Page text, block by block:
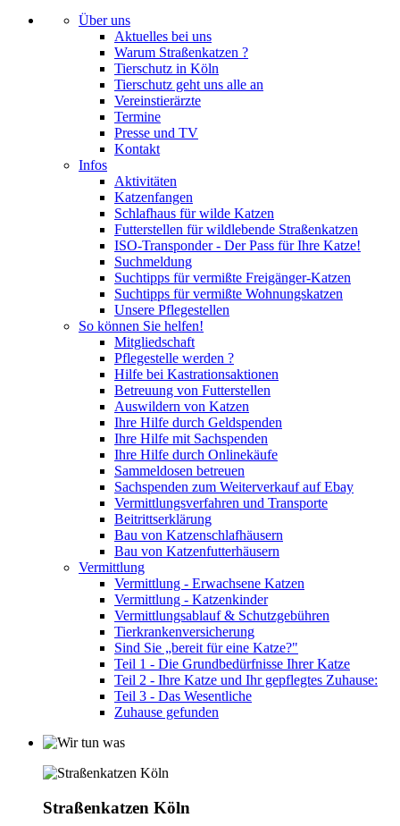
Über uns
Aktuelles bei uns
Warum Straßenkatzen ?
Tierschutz in Köln
Tierschutz geht uns alle an
Vereinstierärzte
Termine
Presse und TV
Kontakt
Infos
Aktivitäten
Katzenfangen
Schlafhaus für wilde Katzen
Futterstellen für wildlebende Straßenkatzen
ISO-Transponder - Der Pass für Ihre Katze!
Suchmeldung
Suchtipps für vermißte Freigänger-Katzen
Suchtipps für vermißte Wohnungskatzen
Unsere Pflegestellen
So können Sie helfen!
Mitgliedschaft
Pflegestelle werden ?
Hilfe bei Kastrationsaktionen
Betreuung von Futterstellen
Auswildern von Katzen
Ihre Hilfe durch Geldspenden
Ihre Hilfe mit Sachspenden
Ihre Hilfe durch Onlinekäufe
Sammeldosen betreuen
Sachspenden zum Weiterverkauf auf Ebay
Vermittlungsverfahren und Transporte
Beitrittserklärung
Bau von Katzenschlafhäusern
Bau von Katzenfutterhäusern
Vermittlung
Vermittlung - Erwachsene Katzen
Vermittlung - Katzenkinder
Vermittlungsablauf & Schutzgebühren
Tierkrankenversicherung
Sind Sie „bereit für eine Katze?"
Teil 1 - Die Grundbedürfnisse Ihrer Katze
Teil 2 - Ihre Katze und Ihr gepflegtes Zuhause:
Teil 3 - Das Wesentliche
Zuhause gefunden
Straßenkatzen Köln